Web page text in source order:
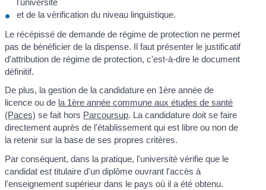
l'université
et de la vérification du niveau linguistique.
Le récépissé de demande de régime de protection ne permet
pas de bénéficier de la dispense. Il faut présenter le justificatif
d'attribution de régime de protection, c'est-à-dire le document
définitif.
De plus, la gestion de la candidature en 1ère année de
licence ou de la 1ère année commune aux études de santé
(Paces) se fait hors Parcoursup. La candidature doit se faire
directement auprès de l'établissement qui est libre ou non de
la retenir sur la base de ses propres critères.
Par conséquent, dans la pratique, l'université vérifie que le
candidat est titulaire d'un diplôme ouvrant l'accès à
l'enseignement supérieur dans le pays où il a été obtenu.